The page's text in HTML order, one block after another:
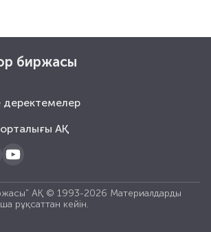
биржасы
деректемелер
орталығы АҚ
АҚ © 1993-2026 Материалдарды
рұқсаттан кейiн.